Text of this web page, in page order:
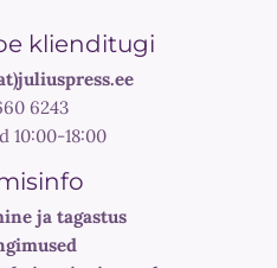
klienditugi
6243
10:00-18:00
ja tagastus